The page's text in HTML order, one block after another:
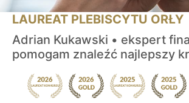
LAUREAT PLEBISCYTU ORŁY
Adrian Kukawski • ekspert
pomogam znaleźć najlepszy